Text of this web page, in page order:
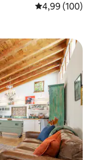
Keskmine
4,99 (100)